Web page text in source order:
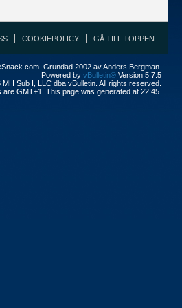
COOKIEPOLICY GÅ TILL TOPPEN
Grundad 2002 av Anders Bergman.
Powered by vBulletin® Version 5.7.5
Sub I, LLC dba vBulletin. All rights reserved.
are GMT+1. This page was generated at 22:45.